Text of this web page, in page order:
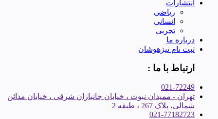
انتشارات
ریاضی
انسانی
تجربی
درباره ما
ثبت نام تیزهوشان
ارتباط با ما :
021-72249
تهران - ممیدان نبوت ، خیابان جانبازان شرقی ، خیابان مدائن
شمالی، پلاک 267 ، طبقه 2
021-77182723